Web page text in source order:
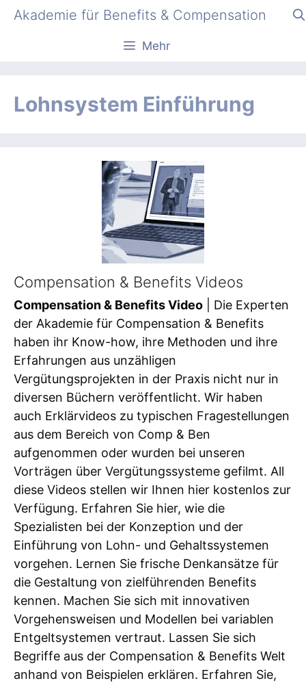
ZumAkademie für Benefits & Compensation
Mehr
Lohnsystem Einführung
Compensation & Benefits Videos
Compensation & Benefits Video | Die Experten
der Akademie für Compensation & Benefits
haben ihr Know-how, ihre Methoden und ihre
Erfahrungen aus unzähligen
Vergütungsprojekten in der Praxis nicht nur in
diversen Büchern veröffentlicht. Wir haben
auch Erklärvideos zu typischen Fragestellungen
aus dem Bereich von Comp & Ben
aufgenommen oder wurden bei unseren
Vorträgen über Vergütungssysteme gefilmt. All
diese Videos stellen wir Ihnen hier kostenlos zur
Verfügung. Erfahren Sie hier, wie die
Spezialisten bei der Konzeption und der
Einführung von Lohn- und Gehaltssystemen
vorgehen. Lernen Sie frische Denkansätze für
die Gestaltung von zielführenden Benefits
kennen. Machen Sie sich mit innovativen
Vorgehensweisen und Modellen bei variablen
Entgeltsystemen vertraut. Lassen Sie sich
Begriffe aus der Compensation & Benefits Welt
anhand von Beispielen erklären. Erfahren Sie,